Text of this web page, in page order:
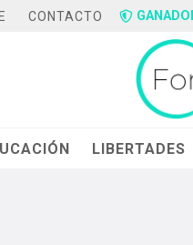
CONTACTO
LIBERTADES